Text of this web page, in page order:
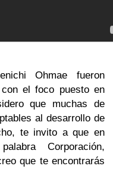
Ohmae fueron
con el foco puesto en
que muchas de
al desarrollo de
te invito a que en
Corporación,
que te encontrarás